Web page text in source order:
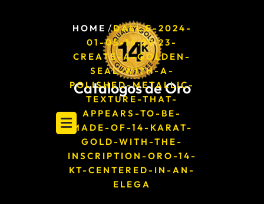
Catalogos de Oro
HOME /DALL·E-2024-
01-05-16.29.23-
CREATE-A-GOLDEN-
SEAL-WITH-A-
POLISHED-METALLIC-
TEXTURE-THAT-
APPEARS-TO-BE-
MADE-OF-14-KARAT-
GOLD-WITH-THE-
INSCRIPTION-ORO-14-
KT-CENTERED-IN-AN-
ELEGA